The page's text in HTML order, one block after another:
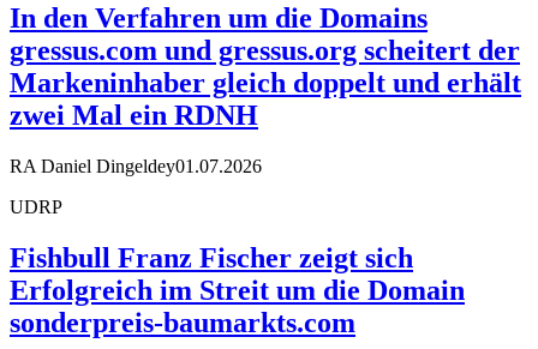
In den Verfahren um die Domains
gressus.com und gressus.org scheitert der
Markeninhaber gleich doppelt und erhält
zwei Mal ein RDNH
RA Daniel Dingeldey01.07.2026
UDRP
Fishbull Franz Fischer zeigt sich
Erfolgreich im Streit um die Domain
sonderpreis-baumarkts.com